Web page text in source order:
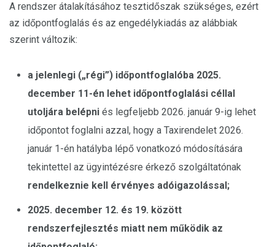
A rendszer átalakításához tesztidőszak szükséges, ezért
az időpontfoglalás és az engedélykiadás az alábbiak
szerint változik:
a jelenlegi („régi”) időpontfoglalóba 2025.
december 11-én lehet időpontfoglalási céllal
utoljára belépni és legfeljebb 2026. január 9-ig lehet
időpontot foglalni azzal, hogy a Taxirendelet 2026.
január 1-én hatályba lépő vonatkozó módosítására
tekintettel az ügyintézésre érkező szolgáltatónak
rendelkeznie kell érvényes adóigazolással;
2025. december 12. és 19. között
rendszerfejlesztés miatt nem működik az